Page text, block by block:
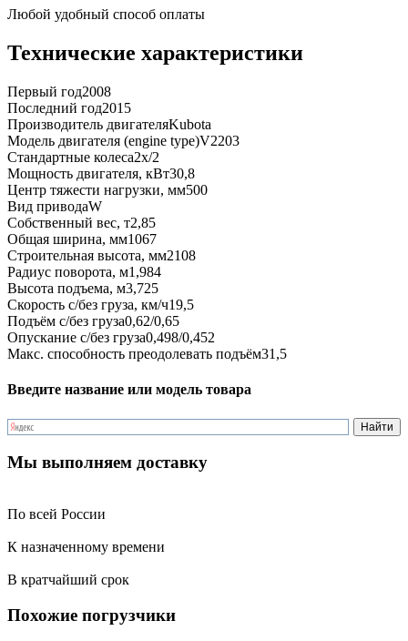
Любой удобный способ оплаты
Технические характеристики
Первый год2008
Последний год2015
Производитель двигателяKubota
Модель двигателя (engine type)V2203
Стандартные колеса2x/2
Мощность двигателя, кВт30,8
Центр тяжести нагрузки, мм500
Вид приводаW
Собственный вес, т2,85
Общая ширина, мм1067
Строительная высота, мм2108
Радиус поворота, м1,984
Высота подъема, м3,725
Скорость с/без груза, км/ч19,5
Подъём с/без груза0,62/0,65
Опускание с/без груза0,498/0,452
Макс. способность преодолевать подъём31,5
Введите название или модель товара
Мы выполняем доставку
По всей России
К назначенному времени
В кратчайший срок
Похожие погрузчики